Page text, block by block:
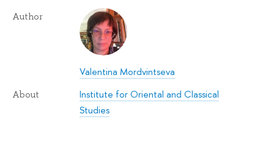
Author
Valentina Mordvintseva
About
Institute for Oriental and Classical
Studies